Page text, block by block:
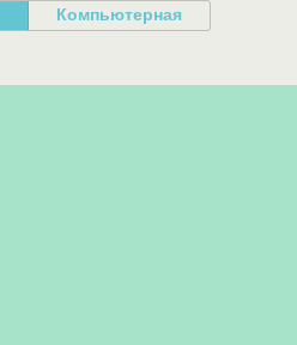
Компьютерная